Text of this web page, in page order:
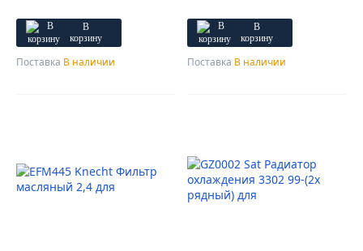
В
корзину
Поставка В наличии
В
корзину
Поставка В наличии